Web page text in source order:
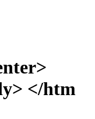
</htm